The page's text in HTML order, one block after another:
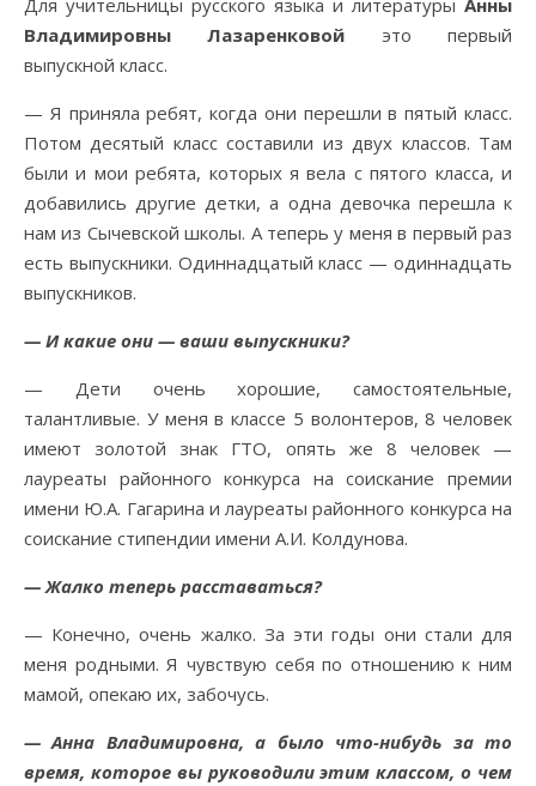
Для учительницы русского языка и литературы Анны
Владимировны Лазаренковой это первый
выпускной класс.
— Я приняла ребят, когда они перешли в пятый класс.
Потом десятый класс составили из двух классов. Там
были и мои ребята, которых я вела с пятого класса, и
добавились другие детки, а одна девочка перешла к
нам из Сычевской школы. А теперь у меня в первый раз
есть выпускники. Одиннадцатый класс — одиннадцать
выпускников.
— И какие они — ваши выпускники?
— Дети очень хорошие, самостоятельные,
талантливые. У меня в классе 5 волонтеров, 8 человек
имеют золотой знак ГТО, опять же 8 человек —
лауреаты районного конкурса на соискание премии
имени Ю.А. Гагарина и лауреаты районного конкурса на
соискание стипендии имени А.И. Колдунова.
— Жалко теперь расставаться?
— Конечно, очень жалко. За эти годы они стали для
меня родными. Я чувствую себя по отношению к ним
мамой, опекаю их, забочусь.
— Анна Владимировна, а было что-нибудь за то
время, которое вы руководили этим классом, о чем